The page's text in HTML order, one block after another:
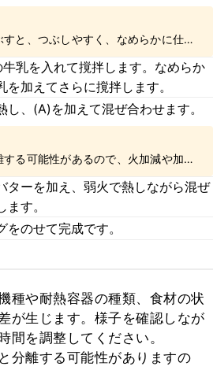
と、つぶしやすく、なめらかに仕上
乳を入れて撹拌します。なめらか
加えてさらに撹拌します。
、(A)を加えて混ぜ合わせます。
る可能性があるので、火加減や加熱
ターを加え、弱火で熱しながら混ぜ
す。
のせて完成です。
種や耐熱容器の種類、食材の状
が生じます。様子を確認しなが
間を調整してください。
分離する可能性がありますの